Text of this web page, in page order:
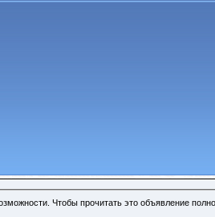
Чтобы прочитать это объявление